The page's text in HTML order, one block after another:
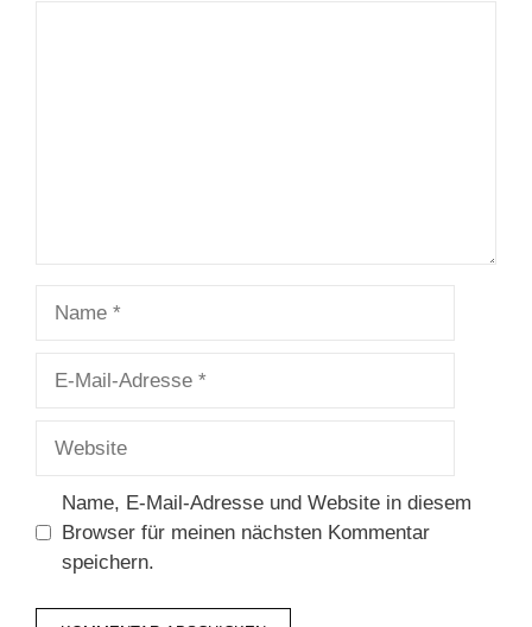
Name, E-Mail-Adresse und Website in diesem
Browser für meinen nächsten Kommentar
speichern.